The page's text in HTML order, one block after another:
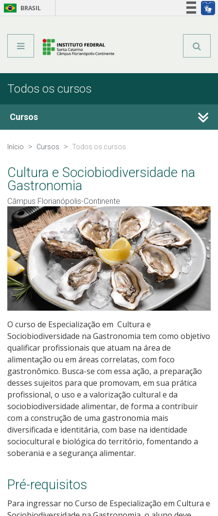
BRASIL
Todos os cursos
Cursos
Técnicos Subsequentes
Graduação
Educação de Jovens e Adultos
Especialização
Educação a Distância
Todos os cursos
Processo de Inscrição
Resultados
Resultados Vagas Remanescentes
Como posso estudar no IFSC?
Calendário de inscrições
Cotas
Início Cursos Todos os cursos
Cultura e Sociobiodiversidade na
Gastronomia
Câmpus Florianópolis-Continente
O curso de Especialização em Cultura e
Sociobiodiversidade na Gastronomia tem como objetivo
qualificar profissionais que atuam na área de
alimentação ou em áreas correlatas, com foco
gastronômico. Busca-se com essa ação, a preparação
desses sujeitos para que promovam, em sua prática
profissional, o uso e a valorização cultural e da
sociobiodiversidade alimentar, de forma a contribuir
com a construção de uma gastronomia mais
diversificada e identitária, com base na identidade
sociocultural e biológica do território, fomentando a
soberania e a segurança alimentar.
Pré-requisitos
Para ingressar no Curso de Especialização em Cultura e